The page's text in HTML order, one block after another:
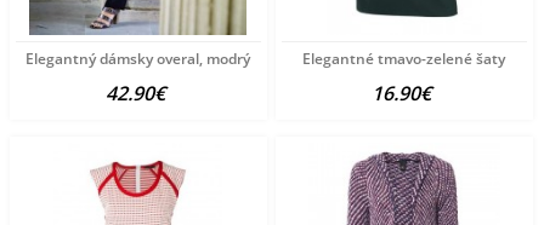
Elegantný dámsky overal, modrý
42.90€
Elegantné tmavo-zelené šaty
16.90€